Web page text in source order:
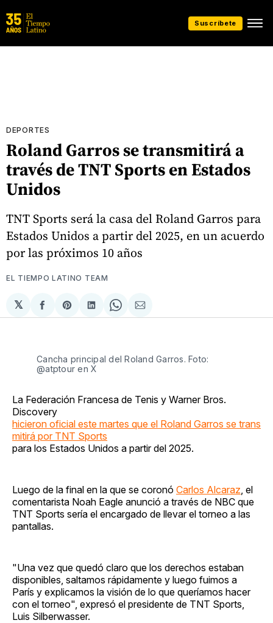
Suscríbete
DEPORTES
Roland Garros se transmitirá a
través de TNT Sports en Estados
Unidos
TNT Sports será la casa del Roland Garros para
Estados Unidos a partir del 2025, en un acuerdo
por las próximos 10 años
EL TIEMPO LATINO TEAM
𝕏
Compartir
en
Share
on
Compartir
en
Share
on
Compartir
via
Cancha principal del Roland Garros. Foto:
@atptour en X
La Federación Francesa de Tenis y Warner Bros.
Discovery
hicieron oficial este martes que el Roland Garros se trans
mitirá por TNT Sports
para los Estados Unidos a partir del 2025.
Luego de la final en la que se coronó Carlos Alcaraz , el
comentarista Noah Eagle anunció a través de NBC que
TNT Sports sería el encargado de llevar el torneo a las
pantallas.
"Una vez que quedó claro que los derechos estaban
disponibles, saltamos rápidamente y luego fuimos a
París y explicamos la visión de lo que queríamos hacer
con el torneo", expresó el presidente de TNT Sports,
Luis Silberwasser.